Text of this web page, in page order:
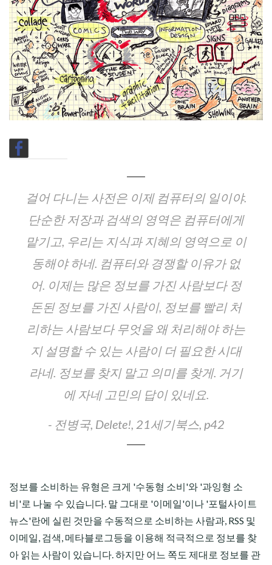
걸어 다니는 사전은 이제 컴퓨터의 일이야.
단순한 저장과 검색의 영역은 컴퓨터에게
맡기고, 우리는 지식과 지혜의 영역으로 이
동해야 하네. 컴퓨터와 경쟁할 이유가 없
어. 이제는 많은 정보를 가진 사람보다 정
돈된 정보를 가진 사람이, 정보를 빨리 처
리하는 사람보다 무엇을 왜 처리해야 하는
지 설명할 수 있는 사람이 더 필요한 시대
라네. 정보를 찾지 말고 의미를 찾게. 거기
에 자네 고민의 답이 있네요.
- 전병국, Delete!, 21세기북스, p42
정보를 소비하는 유형은 크게 '수동형 소비'와 '과잉형 소
비'로 나눌 수 있습니다. 말 그대로 '이메일'이나 '포털사이트
뉴스'란에 실린 것만을 수동적으로 소비하는 사람과, RSS 및
이메일, 검색, 메타블로그등을 이용해 적극적으로 정보를 찾
아 읽는 사람이 있습니다. 하지만 어느 쪽도 제대로 정보를 관
MENU
CHILD
MENU